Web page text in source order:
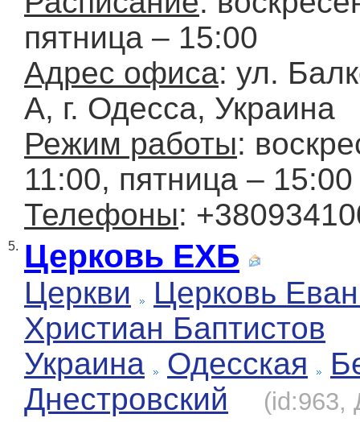
пятница – 15:00
Адрес офиса: ул.
А, г. Одесса, Украина
Режим работы:
11:00, пятница – 15:00
Телефоны:
5. Церковь ЕХБ
Церкви
Церковь
Христиан Баптистов
Украина
Одесская
Днестровский
(id:963,